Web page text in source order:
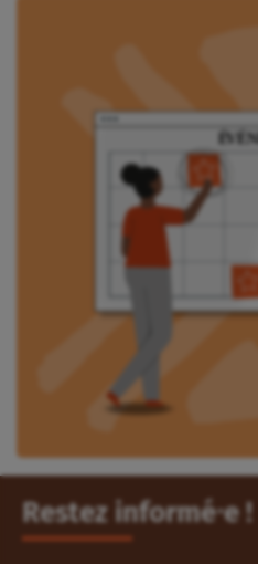
Restez informé⸱e !